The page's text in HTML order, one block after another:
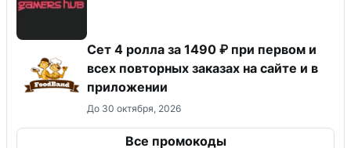
Сет 4 ролла за 1490 ₽ при первом и
всех повторных заказах на сайте и в
приложении
До 30 октября, 2026
Все промокоды